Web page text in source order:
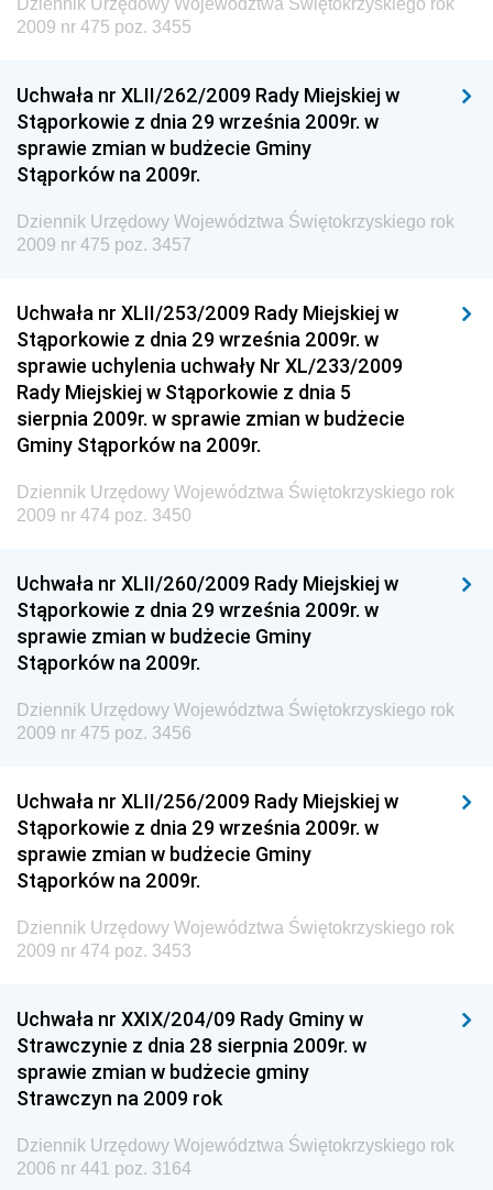
Dziennik Urzędowy Ministra Rozwoju, Pracy i
Dziennik Urzędowy Ministra Kultury, Dziedzictwa
Narodowego i Sportu
Dziennik Urzędowy Ministra Rodziny i Polityki
Społecznej
Dziennik Urzędowy Komendy Głównej Straży
Granicznej
Drogowego
Dziennik Urzędowy Narodowego Banku Polskiego
Dziennik Urzędowy Komendy Głównej Policji
Dziennik Urzędowy Ministra Pracy i Polityki
Społecznej
Dziennik Urzędowy Ministra Transportu, Budownictwa
i Gospodarki Morskiej
Dziennik Urzędowy Ministra Spraw Zagranicznych
Dziennik Urzędowy Centralnego Biura
Antykorupcyjnego
Wewnętrznego
Dziennik Urzędowy Urzędu Patentowego
Dziennik Urzędowy Generalnej Dyrekcji Dróg
Krajowych i Autostrad
Dziennik Urzędowy Ministra Środowiska
Dziennik Urzędowy Ministra Edukacji
Dziennik Urzędowy Ministra Przemysłu
Dziennik Urzędowy Ministra Finansów i Gospodarki
Dziennik Urzędowy Ministra do Spraw Unii
Dziennik Urzędowy Agencji Wywiadu
Dziennik Urzędowy Województwa Świętokrzyskiego rok
2009 nr 475 poz. 3455
Uchwała nr XLII/262/2009 Rady Miejskiej w
Stąporkowie z dnia 29 września 2009r. w
sprawie zmian w budżecie Gminy
Stąporków na 2009r.
Dziennik Urzędowy Województwa Świętokrzyskiego rok
2009 nr 475 poz. 3457
Uchwała nr XLII/253/2009 Rady Miejskiej w
Stąporkowie z dnia 29 września 2009r. w
sprawie uchylenia uchwały Nr XL/233/2009
Rady Miejskiej w Stąporkowie z dnia 5
sierpnia 2009r. w sprawie zmian w budżecie
Gminy Stąporków na 2009r.
Dziennik Urzędowy Województwa Świętokrzyskiego rok
2009 nr 474 poz. 3450
Uchwała nr XLII/260/2009 Rady Miejskiej w
Stąporkowie z dnia 29 września 2009r. w
sprawie zmian w budżecie Gminy
Stąporków na 2009r.
Dziennik Urzędowy Województwa Świętokrzyskiego rok
2009 nr 475 poz. 3456
Uchwała nr XLII/256/2009 Rady Miejskiej w
Stąporkowie z dnia 29 września 2009r. w
sprawie zmian w budżecie Gminy
Stąporków na 2009r.
Dziennik Urzędowy Województwa Świętokrzyskiego rok
2009 nr 474 poz. 3453
Uchwała nr XXIX/204/09 Rady Gminy w
Strawczynie z dnia 28 sierpnia 2009r. w
sprawie zmian w budżecie gminy
Strawczyn na 2009 rok
Dziennik Urzędowy Województwa Świętokrzyskiego rok
2006 nr 441 poz. 3164